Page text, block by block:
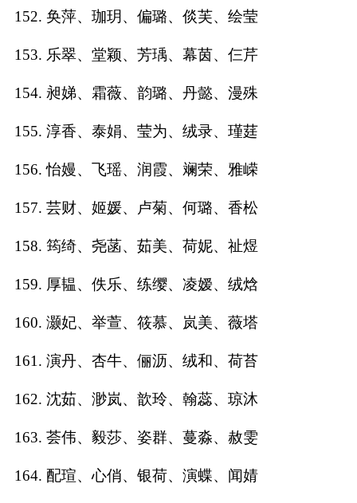
152. 奂萍、珈玥、偏璐、倓芙、绘莹
153. 乐翠、堂颖、芳瑀、幕茵、仨芹
154. 昶娣、霜薇、韵璐、丹懿、漫殊
155. 淳香、泰娟、莹为、绒录、瑾莛
156. 怡嫚、飞瑶、润霞、斓荣、雅嵘
157. 芸财、姬媛、卢菊、何璐、香松
158. 筠绮、尧菡、茹美、荷妮、祉煜
159. 厚韫、佚乐、练缨、凌嫒、绒焓
160. 灏妃、举萱、筱慕、岚美、薇塔
161. 演丹、杏牛、俪沥、绒和、荷苔
162. 沈茹、渺岚、歆玲、翰蕊、琼沐
163. 荟伟、毅莎、姿群、蔓淼、赦雯
164. 配瑄、心俏、银荷、演蝶、闻婧